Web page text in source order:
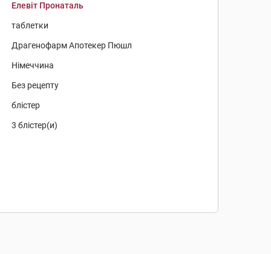
Елевіт Пронаталь
таблетки
Драгенофарм Апотекер Пюшл
Німеччина
Без рецепту
блістер
3 блістер(и)